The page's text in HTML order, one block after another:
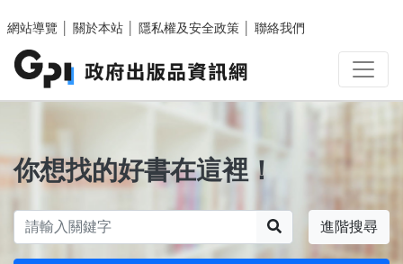
網站導覽
關於本站 隱私權及安全政策 聯絡我們
你想找的好書在這裡！
進階搜尋